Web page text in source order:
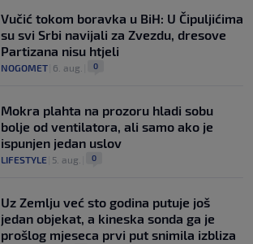
Vučić tokom boravka u BiH: U Čipuljićima
su svi Srbi navijali za Zvezdu, dresove
Partizana nisu htjeli
NOGOMET 6. aug. 0
Mokra plahta na prozoru hladi sobu
bolje od ventilatora, ali samo ako je
ispunjen jedan uslov
LIFESTYLE 5. aug. 0
Uz Zemlju već sto godina putuje još
jedan objekat, a kineska sonda ga je
prošlog mjeseca prvi put snimila izbliza